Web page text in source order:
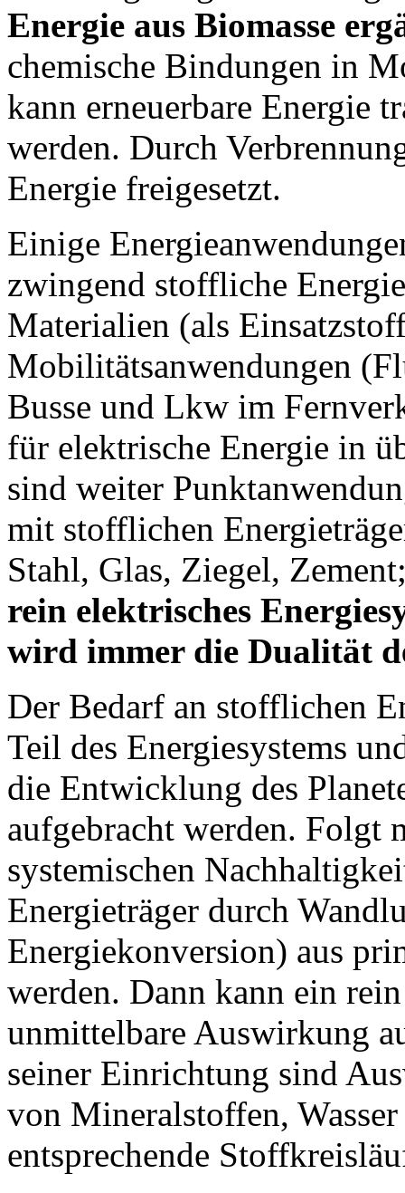
Energie aus Biomasse
chemische Bindungen in
kann erneuerbare Energie
werden. Durch
Energie freigesetzt.
Einige
zwingend stoffliche
Materialien (als
Mobilitätsanwendungen
Busse und Lkw im
für elektrische Energie in
sind weiter
mit stofflichen
Stahl, Glas, Ziegel,
rein elektrisches
wird immer die Dualität
Der Bedarf an stofflichen
Teil des Energiesystems
die Entwicklung des
aufgebracht werden. Folgt
systemischen
Energieträger durch
Energiekonversion) aus
werden. Dann kann ein
unmittelbare Auswirkung
seiner Einrichtung sind
von Mineralstoffen,
entsprechende